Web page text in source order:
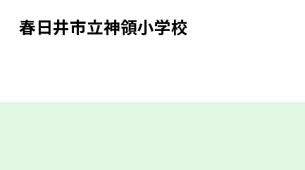
春日井市立神領小学校